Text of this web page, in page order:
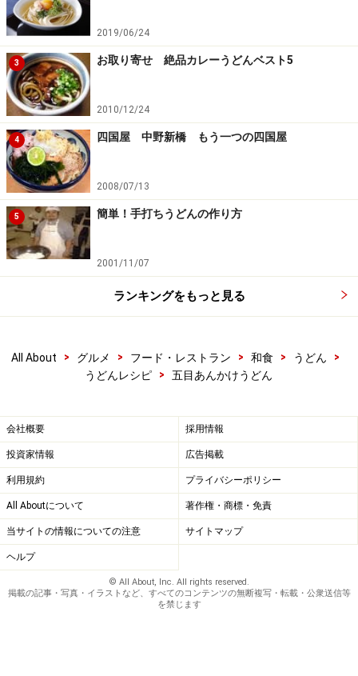
2019/06/24
3 お取り寄せ 絶品カレーうどんベスト5
2010/12/24
4 四国屋 中野新橋 もう一つの四国屋
2008/07/13
5 簡単！手打ちうどんの作り方
2001/11/07
ランキングをもっと見る
All About > グルメ > フード・レストラン > 和食 > うどん
>
うどんレシピ
> 五目あんかけうどん
会社概要 採用情報
投資家情報 広告掲載
利用規約 プライバシーポリシー
All Aboutについて 著作権・商標・免責
当サイトの情報についての注意 サイトマップ
ヘルプ
© All About, Inc. All rights reserved.
掲載の記事・写真・イラストなど、すべてのコンテンツの無断複写・転載・公衆送信等
を禁じます